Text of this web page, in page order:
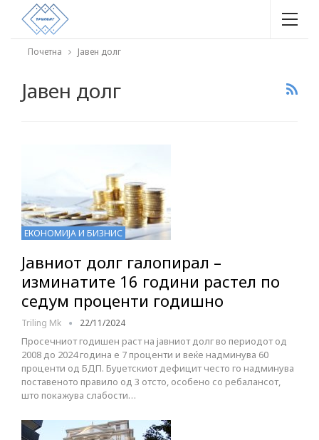
Почетна Јавен долг
Јавен долг
ЕКОНОМИЈА И БИЗНИС
Јавниот долг галопирал –
изминатите 16 години растел по
седум проценти годишно
Triling Mk 22/11/2024
Просечниот годишен раст на јавниот долг во периодот од
2008 до 2024 година е 7 проценти и веќе надминува 60
проценти од БДП. Буџетскиот дефицит често го надминува
поставеното правило од 3 отсто, особено со ребалансот,
што покажува слабости…